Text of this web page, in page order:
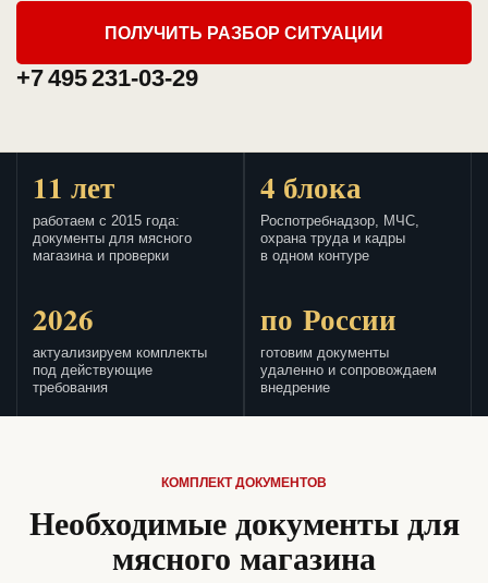
ПОЛУЧИТЬ РАЗБОР СИТУАЦИИ
+7 495 231-03-29
11 лет
работаем с 2015 года:
документы для мясного
магазина и проверки
4 блока
Роспотребнадзор, МЧС,
охрана труда и кадры
в одном контуре
2026
актуализируем комплекты
под действующие
требования
по России
готовим документы
удаленно и сопровождаем
внедрение
КОМПЛЕКТ ДОКУМЕНТОВ
Необходимые документы для
мясного магазина